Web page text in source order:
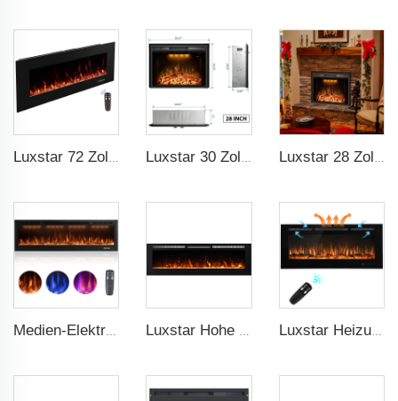
Luxstar 72 Zoll Elektrischer Kamin Wandmontageheizer Nicht für Einbauten Innen elektrische Kamine zum Aufwärmen des Zimmers zu Hause Luxstar 30 Zoll Qualitätsmoderner Elektrischer Kamin mit echtem Holzscheitfeuer und Knistern Luxstar 28 Zoll Einbaubar Großhandel Elektrische Kaminsimulationen mit Heizung Elektrischer Kaminheizer mit Multifarbigen Flammen
Luxstar Heizungen für zu Hause, eingebaute echte Holzscheite Kristallflammen-Effekt-Elektrische-Kamine